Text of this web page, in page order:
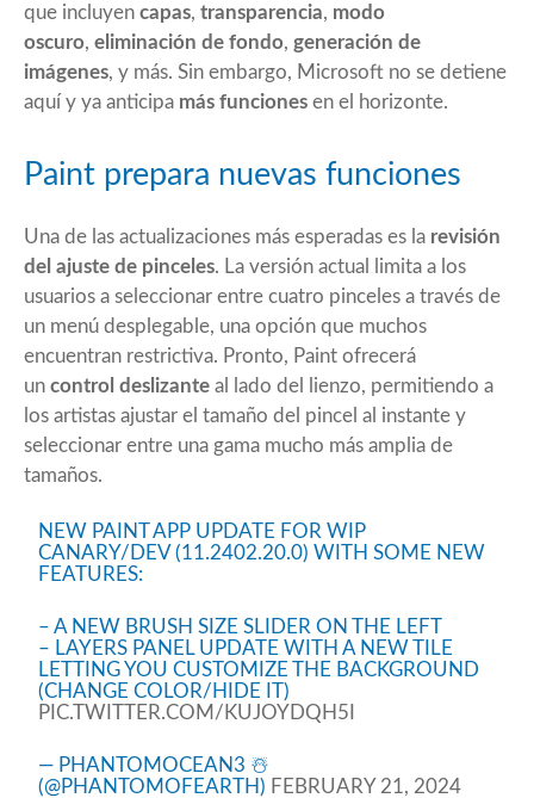
que incluyen capas, transparencia, modo
oscuro, eliminación de fondo, generación de
imágenes, y más. Sin embargo, Microsoft no se detiene
aquí y ya anticipa más funciones en el horizonte.
Paint prepara nuevas funciones
Una de las actualizaciones más esperadas es la revisión
del ajuste de pinceles. La versión actual limita a los
usuarios a seleccionar entre cuatro pinceles a través de
un menú desplegable, una opción que muchos
encuentran restrictiva. Pronto, Paint ofrecerá
un control deslizante al lado del lienzo, permitiendo a
los artistas ajustar el tamaño del pincel al instante y
seleccionar entre una gama mucho más amplia de
tamaños.
NEW PAINT APP UPDATE FOR WIP
CANARY/DEV (11.2402.20.0) WITH SOME NEW
FEATURES:
– A NEW BRUSH SIZE SLIDER ON THE LEFT
– LAYERS PANEL UPDATE WITH A NEW TILE
LETTING YOU CUSTOMIZE THE BACKGROUND
(CHANGE COLOR/HIDE IT)
PIC.TWITTER.COM/KUJOYDQH5I
— PHANTOMOCEAN3 ☃️
(@PHANTOMOFEARTH) FEBRUARY 21, 2024